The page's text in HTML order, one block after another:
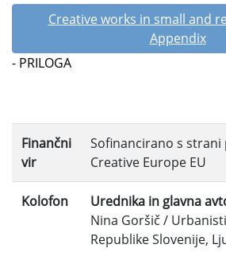
Creative works in small and
Appendix
- PRILOGA
Finančni
vir
Sofinancirano s strani
Creative Europe EU
Kolofon Urednika in glavna
Nina Goršič /
Republike Slovenije,